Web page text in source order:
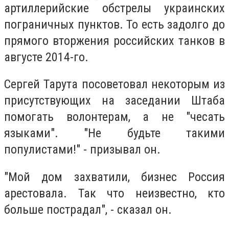
артиллерийские обстрелы украинских
пограничных пунктов. То есть задолго до
прямого вторжения российских танков в
августе 2014-го.
Сергей Тарута посоветовал некоторым из
присутствующих на заседании Штаба
помогать волонтерам, а не "чесать
языками". "Не будьте такими
популистами!" - призывал он.
"Мой дом захватили, бизнес Россия
арестовала. Так что неизвестно, кто
больше пострадал", - сказал он.